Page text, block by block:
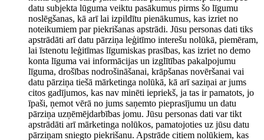
datu subjekta lūguma veiktu pasākumus pirms šo līgumu
noslēgšanas, kā arī lai izpildītu pienākumus, kas izriet no
noteikumiem par piekrišanas apstrādi. Jūsu personas dati tiks
apstrādāti arī datu pārziņa leģitīmo interešu nolūkā, piemēram,
lai īstenotu leģitīmas līgumiskas prasības, kas izriet no demo
konta līguma vai informācijas un izglītības pakalpojumu
līguma, drošības nodrošināšanai, krāpšanas novēršanai vai
datu pārziņa tiešā mārketinga nolūkā, kā arī saziņai ar jums
citos gadījumos, kas nav minēti iepriekš, ja tas ir pamatots, jo
īpaši, ņemot vērā no jums saņemto pieprasījumu un datu
pārziņa uzņēmējdarbības jomu. Jūsu personas dati var tikt
apstrādāti arī mārketinga nolūkos, pamatojoties uz jūsu datu
pārziņam sniegto piekrišanu. Apstrāde citiem nolūkiem, kas